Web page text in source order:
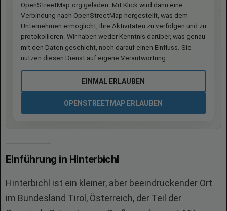
OpenStreetMap.org geladen. Mit Klick wird dann eine
Verbindung nach OpenStreetMap hergestellt, was dem
Unternehmen ermöglicht, Ihre Aktivitäten zu verfolgen und zu
protokollieren. Wir haben weder Kenntnis darüber, was genau
mit den Daten geschieht, noch darauf einen Einfluss. Sie
nutzen diesen Dienst auf eigene Verantwortung.
EINMAL ERLAUBEN
OPENSTREETMAP ERLAUBEN
Einführung in Hinterbichl
Hinterbichl ist ein kleiner, aber beeindruckender Ort
im Bundesland Tirol, Österreich, der Teil der